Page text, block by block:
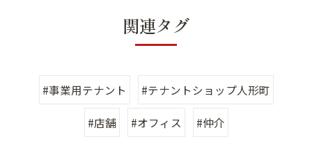
関連タグ
#事業用テナント #テナントショップ人形町
#店舗 #オフィス #仲介